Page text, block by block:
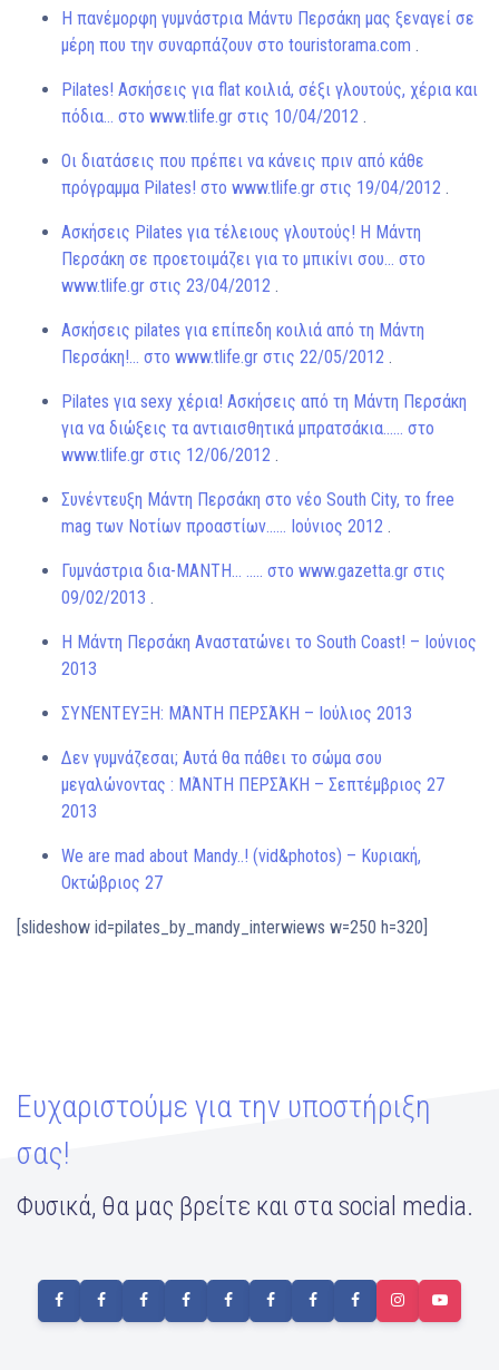
Η πανέμορφη γυμνάστρια Μάντυ Περσάκη μας ξεναγεί σε
μέρη που την συναρπάζουν στο touristorama.com .
Pilates! Ασκήσεις για flat κοιλιά, σέξι γλουτούς, χέρια και
πόδια… στο www.tlife.gr στις 10/04/2012 .
Οι διατάσεις που πρέπει να κάνεις πριν από κάθε
πρόγραμμα Pilates! στο www.tlife.gr στις 19/04/2012 .
Ασκήσεις Pilates για τέλειους γλουτούς! Η Μάντη
Περσάκη σε προετοιμάζει για το μπικίνι σου… στο
www.tlife.gr στις 23/04/2012 .
Ασκήσεις pilates για επίπεδη κοιλιά από τη Μάντη
Περσάκη!… στο www.tlife.gr στις 22/05/2012 .
Pilates για sexy χέρια! Ασκήσεις από τη Μάντη Περσάκη
για να διώξεις τα αντιαισθητικά μπρατσάκια…… στο
www.tlife.gr στις 12/06/2012 .
Συνέντευξη Μάντη Περσάκη στο νέο South City, το free
mag των Νοτίων προαστίων…… Ιούνιος 2012 .
Γυμνάστρια δια-ΜΑΝΤΗ… ….. στο www.gazetta.gr στις
09/02/2013 .
Η Μάντη Περσάκη Αναστατώνει το South Coast! – Ιούνιος
2013
ΣΥΝΈΝΤΕΥΞΗ: ΜΆΝΤΗ ΠΕΡΣΆΚΗ – Ιούλιος 2013
Δεν γυμνάζεσαι; Αυτά θα πάθει το σώμα σου
μεγαλώνοντας : ΜΆΝΤΗ ΠΕΡΣΆΚΗ – Σεπτέμβριος 27
2013
We are mad about Mandy..! (vid&photos) – Κυριακή,
Οκτώβριος 27
[slideshow id=pilates_by_mandy_interwiews w=250 h=320]
Ευχαριστούμε για την υποστήριξη
σας!
Φυσικά, θα μας βρείτε και στα social media.